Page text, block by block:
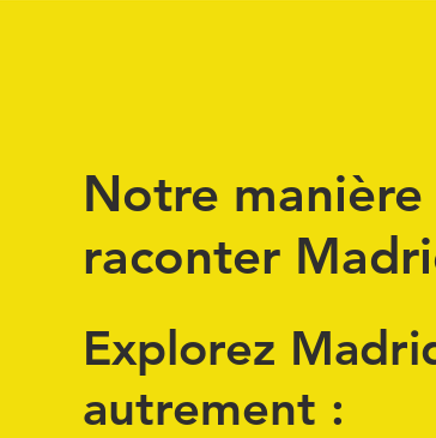
Notre manière
raconter
Explorez
autrement :